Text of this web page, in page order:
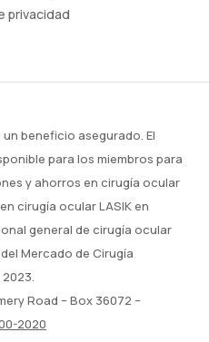
privacidad
beneficio asegurado. El
para los miembros para
y ahorros en cirugía ocular
cirugía ocular LASIK en
general de cirugía ocular
Mercado de Cirugía
Road – Box 36072 –
2020